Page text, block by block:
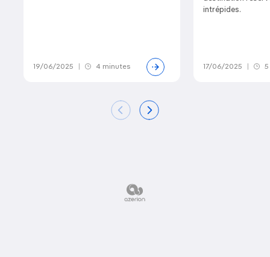
19/06/2025 4 minutes
intrépides.
17/06/2025 5